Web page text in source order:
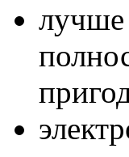
лучше